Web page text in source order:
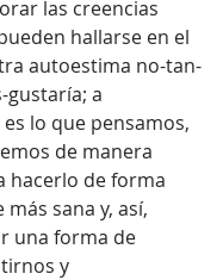
las creencias
hallarse en el
autoestima no-tan-
gustaría; a
lo que pensamos,
de manera
hacerlo de forma
sana y, así,
una forma de
y